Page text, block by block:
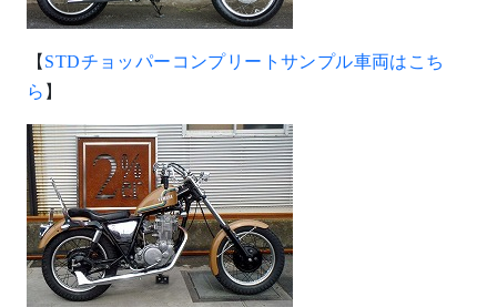
【 STDチョッパーコンプリートサンプル車両はこち
ら 】